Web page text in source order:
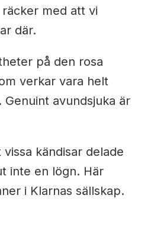
med att vi
där.
på den rosa
verkar vara helt
avundsjuka är
kändisar delade
inte en lögn. Här
i Klarnas sällskap.